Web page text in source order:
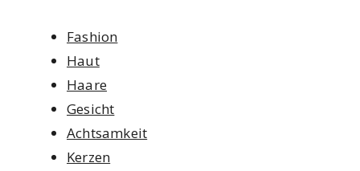
Fashion
Haut
Haare
Gesicht
Achtsamkeit
Kerzen